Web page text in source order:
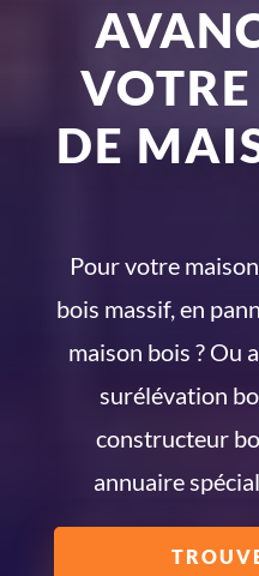
DE
Pour votre
bois massif, en
maison bois ? Ou
surélévation
constructeur
annuaire